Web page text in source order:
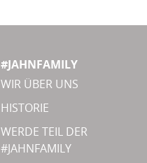
#JAHNFAMILY
WIR ÜBER UNS
HISTORIE
WERDE TEIL DER
#JAHNFAMILY